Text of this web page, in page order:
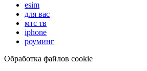
esim
для вас
мтс тв
iphone
роуминг
Обработка файлов cookie